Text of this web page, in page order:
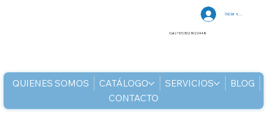
QUIENES SOMOS CATÁLOGO SERVICIOS
BLOG
CONTACTO
Iniciar sesión
Cel: (+57) 302 3022448